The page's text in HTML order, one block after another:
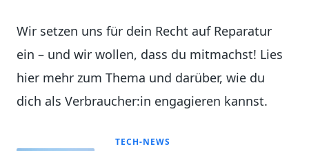
Wir setzen uns für dein Recht auf Reparatur
ein – und wir wollen, dass du mitmachst! Lies
hier mehr zum Thema und darüber, wie du
dich als Verbraucher:in engagieren kannst.
TECH-NEWS